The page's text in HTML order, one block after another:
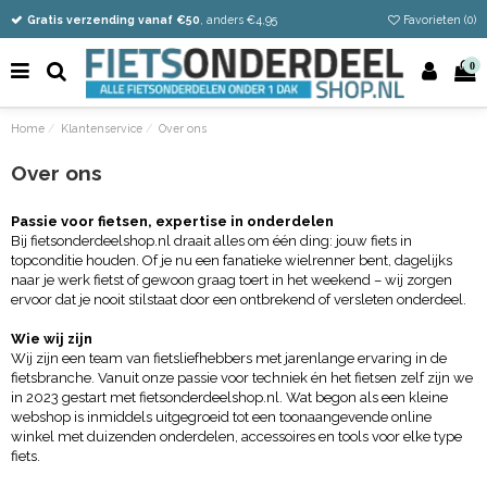
Vandaag besteld
Gratis verzending vanaf €50 , anders €4,95
Eenvoudig retour Favorieten (0)
0
Home Klantenservice Over ons
Over ons
Passie voor fietsen, expertise in onderdelen
Bij fietsonderdeelshop.nl draait alles om één ding: jouw fiets in
topconditie houden. Of je nu een fanatieke wielrenner bent, dagelijks
naar je werk fietst of gewoon graag toert in het weekend – wij zorgen
ervoor dat je nooit stilstaat door een ontbrekend of versleten onderdeel.
Wie wij zijn
Wij zijn een team van fietsliefhebbers met jarenlange ervaring in de
fietsbranche. Vanuit onze passie voor techniek én het fietsen zelf zijn we
in 2023 gestart met fietsonderdeelshop.nl. Wat begon als een kleine
webshop is inmiddels uitgegroeid tot een toonaangevende online
winkel met duizenden onderdelen, accessoires en tools voor elke type
fiets.